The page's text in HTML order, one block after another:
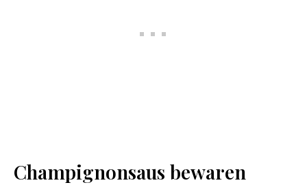
Champignonsaus bewaren